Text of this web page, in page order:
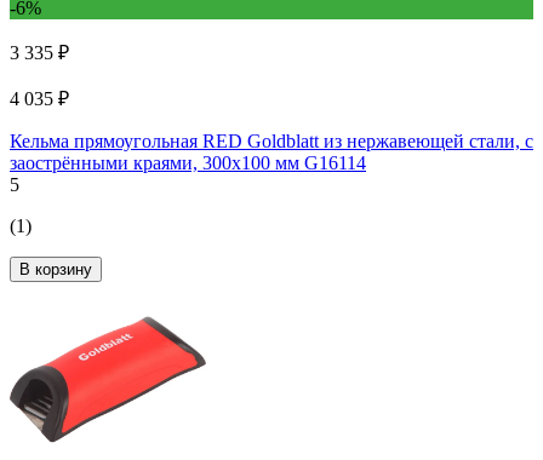
-6%
3 335 ₽
4 035 ₽
Кельма прямоугольная RED Goldblatt из нержавеющей стали, с
заострёнными краями, 300х100 мм G16114
5
(1)
В корзину